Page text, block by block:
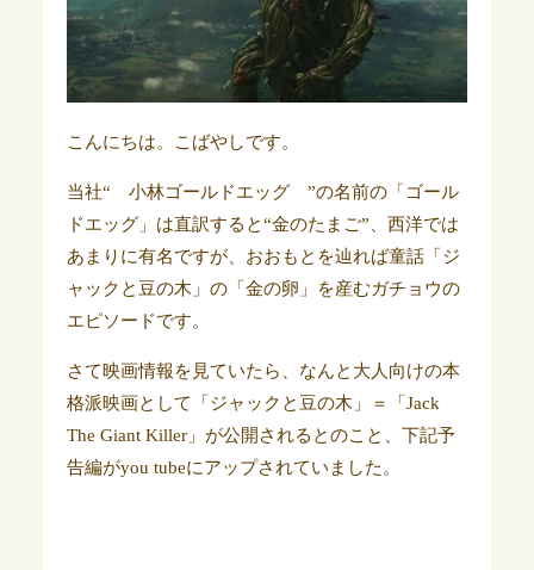
こんにちは。こばやしです。
当社“ 小林ゴールドエッグ ”の名前の「ゴール
ドエッグ」は直訳すると“金のたまご”、西洋では
あまりに有名ですが、おおもとを辿れば童話「ジ
ャックと豆の木」の「金の卵」を産むガチョウの
エピソードです。
さて映画情報を見ていたら、なんと大人向けの本
格派映画として「ジャックと豆の木」＝
「Jack
The Giant Killer」が公開されるとのこと、下記予
告編がyou tubeにアップされていました。